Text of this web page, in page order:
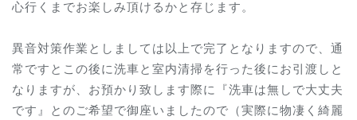
心行くまでお楽しみ頂けるかと存じます。
異音対策作業としましては以上で完了となりますので、通
常ですとこの後に洗車と室内清掃を行った後にお引渡しと
なりますが、お預かり致します際に『洗車は無しで大丈夫
です』とのご希望で御座いましたので（実際に物凄く綺麗